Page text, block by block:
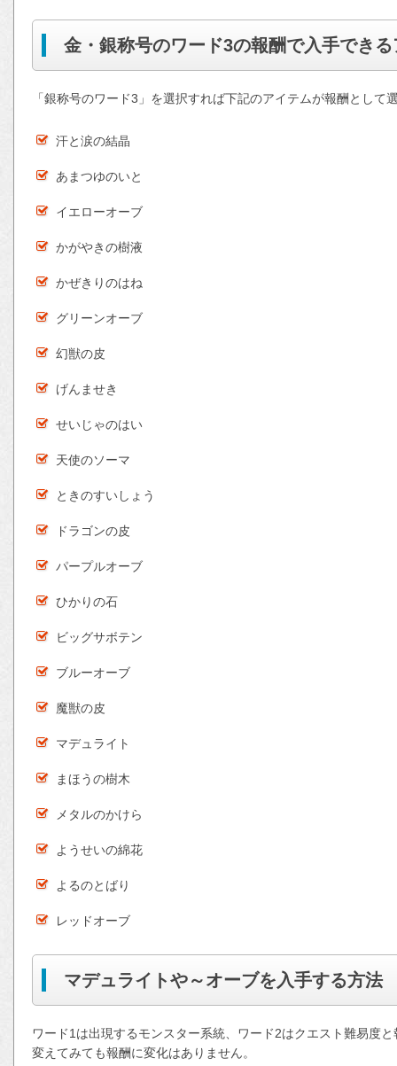
金・銀称号のワード3の報酬で入手でき
「銀称号のワード3」を選択すれば下記のアイテムが報酬として
汗と涙の結晶
あまつゆのいと
イエローオーブ
かがやきの樹液
かぜきりのはね
グリーンオーブ
幻獣の皮
げんませき
せいじゃのはい
天使のソーマ
ときのすいしょう
ドラゴンの皮
パープルオーブ
ひかりの石
ビッグサボテン
ブルーオーブ
魔獣の皮
マデュライト
まほうの樹木
メタルのかけら
ようせいの綿花
よるのとばり
レッドオーブ
マデュライトや～オーブを入手する方法
ワード1は出現するモンスター系統、ワード2はクエスト難易度
変えてみても報酬に変化はありません。